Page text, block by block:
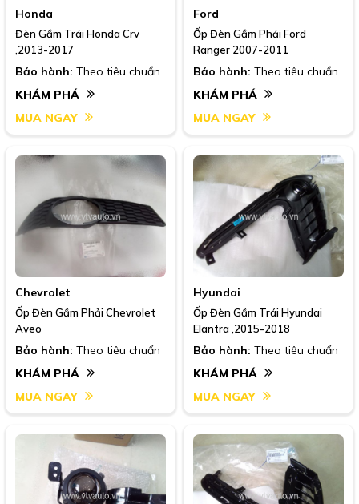
Honda
Đèn Gầm Trái Honda Crv
,2013-2017
Bảo hành: Theo tiêu chuẩn
KHÁM PHÁ
MUA NGAY
Ford
Ốp Đèn Gầm Phải Ford
Ranger 2007-2011
Bảo hành: Theo tiêu chuẩn
KHÁM PHÁ
MUA NGAY
Chevrolet
Ốp Đèn Gầm Phải Chevrolet
Aveo
Bảo hành: Theo tiêu chuẩn
KHÁM PHÁ
MUA NGAY
Hyundai
Ốp Đèn Gầm Trái Hyundai
Elantra ,2015-2018
Bảo hành: Theo tiêu chuẩn
KHÁM PHÁ
MUA NGAY